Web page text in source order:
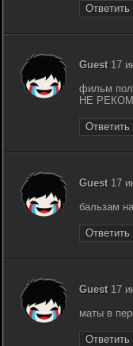
Ответить
Guest17
фильм
НЕ
Ответить
Guest17
бальзам
Ответить
Guest17
маты в
Ответить